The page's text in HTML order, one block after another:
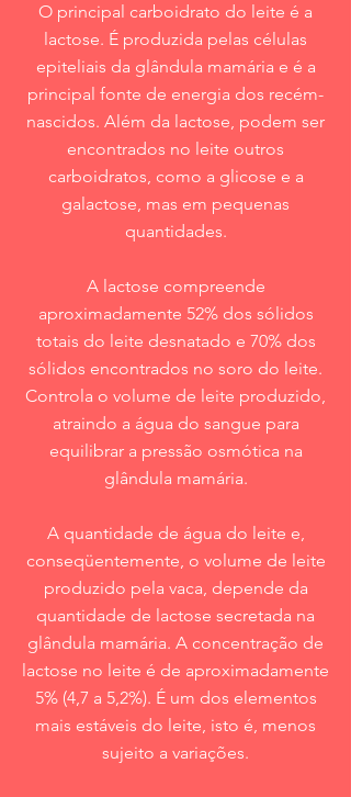
O principal carboidrato do leite é a
lactose. É produzida pelas células
epiteliais da glândula mamária e é a
principal fonte de energia dos recém-
nascidos. Além da lactose, podem ser
encontrados no leite outros
carboidratos, como a glicose e a
galactose, mas em pequenas
quantidades.
A lactose compreende
aproximadamente 52% dos sólidos
totais do leite desnatado e 70% dos
sólidos encontrados no soro do leite.
Controla o volume de leite produzido,
atraindo a água do sangue para
equilibrar a pressão osmótica na
glândula mamária.
A quantidade de água do leite e,
conseqüentemente, o volume de leite
produzido pela vaca, depende da
quantidade de lactose secretada na
glândula mamária. A concentração de
lactose no leite é de aproximadamente
5% (4,7 a 5,2%). É um dos elementos
mais estáveis do leite, isto é, menos
sujeito a variações.